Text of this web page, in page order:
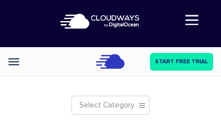
Abre a navegação
Categories START FREE TRIAL
Select Category